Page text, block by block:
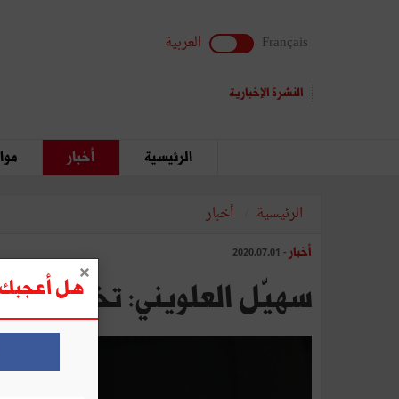
Français العربية
النشرة الإخبارية
الرئيسية أخبار
الرئيسية أخبار
أخبار - 2020.07.01
سهيّل العلويني: تخصيص حـوالي 10 بالمــائة من ميـــزانية
هل أعجبك